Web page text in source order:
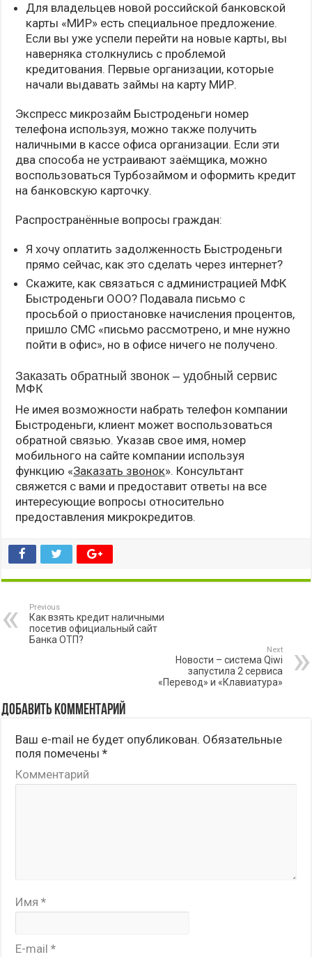
Для владельцев новой российской банковской
карты «МИР» есть специальное предложение.
Если вы уже успели перейти на новые карты, вы
наверняка столкнулись с проблемой
кредитования. Первые организации, которые
начали выдавать займы на карту МИР.
Экспресс микрозайм Быстроденьги номер
телефона используя, можно также получить
наличными в кассе офиса организации. Если эти
два способа не устраивают заёмщика, можно
воспользоваться Турбозаймом и оформить кредит
на банковскую карточку.
Распространённые вопросы граждан:
Я хочу оплатить задолженность Быстроденьги
прямо сейчас, как это сделать через интернет?
Скажите, как связаться с администрацией МФК
Быстроденьги ООО? Подавала письмо с
просьбой о приостановке начисления процентов,
пришло СМС «письмо рассмотрено, и мне нужно
пойти в офис», но в офисе ничего не получено.
Заказать обратный звонок – удобный сервис
МФК
Не имея возможности набрать телефон компании
Быстроденьги, клиент может воспользоваться
обратной связью. Указав свое имя, номер
мобильного на сайте компании используя
функцию «Заказать звонок». Консультант
свяжется с вами и предоставит ответы на все
интересующие вопросы относительно
предоставления микрокредитов.
Previous
Как взять кредит наличными
посетив официальный сайт
Банка ОТП?
Next
Новости – система Qiwi
запустила 2 сервиса
«Перевод» и «Клавиатура»
Добавить комментарий
Ваш e-mail не будет опубликован. Обязательные
поля помечены*
Комментарий
Имя*
E-mail*